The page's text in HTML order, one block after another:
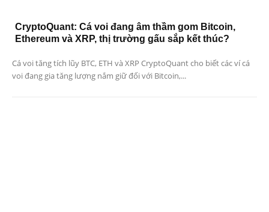
CryptoQuant: Cá voi đang âm thầm gom Bitcoin,
Ethereum và XRP, thị trường gấu sắp kết thúc?
Cá voi tăng tích lũy BTC, ETH và XRP CryptoQuant cho biết các ví cá
voi đang gia tăng lượng nắm giữ đối với Bitcoin,...